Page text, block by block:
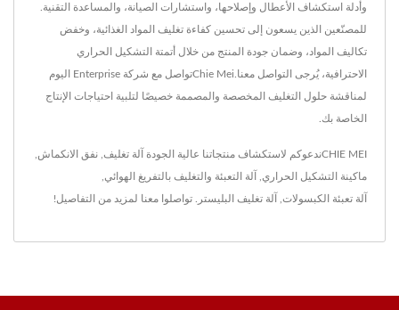
وأدلة استكشاف الأعطال وإصلاحها، واستشارات الصيانة، والمساعدة التقنية.
للمصنّعين الذين يسعون إلى تحسين كفاءة تغليف المواد الغذائية، وخفض
تكاليف المواد، وضمان جودة المنتج من خلال أتمتة التشكيل الحراري
الاحترافية، يُرجى التواصل معنا.Chie Meiتواصل مع شركة Enterprise اليوم
لمناقشة حلول التغليف المخصصة والمصممة خصيصًا لتلبية احتياجات الإنتاج
الخاصة بك.
CHIE MEIندعوكم لاستكشاف منتجاتنا عالية الجودة آلة تغليف نفق الانكماش
ماكينة التشكيل الحراري آلة التعبئة والتغليف بالتفريغ الهوائي
آلة تعبئة الكبسولات آلة تغليف البليستر تواصلوا معنا لمزيد من التفاصيل!